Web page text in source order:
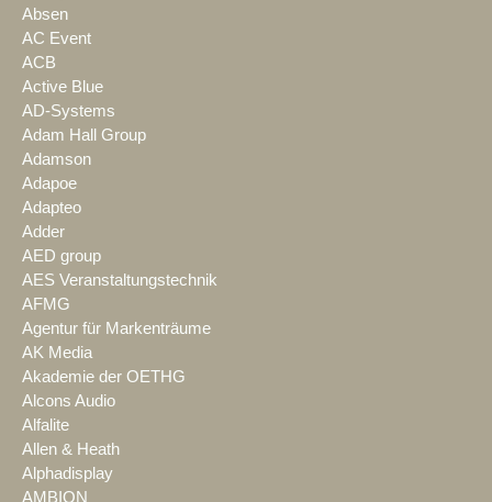
Absen
AC Event
ACB
Active Blue
AD-Systems
Adam Hall Group
Adamson
Adapoe
Adapteo
Adder
AED group
AES Veranstaltungstechnik
AFMG
Agentur für Markenträume
AK Media
Akademie der OETHG
Alcons Audio
Alfalite
Allen & Heath
Alphadisplay
AMBION